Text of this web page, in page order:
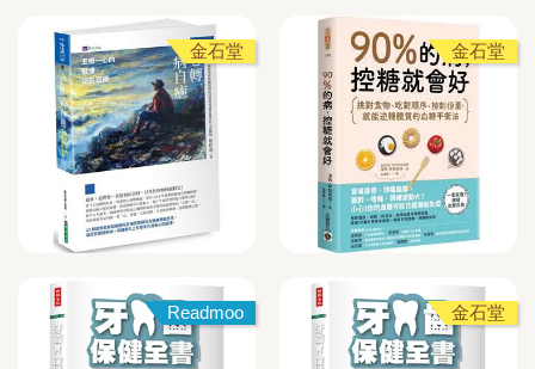
金石堂 金石堂
Readmoo 金石堂